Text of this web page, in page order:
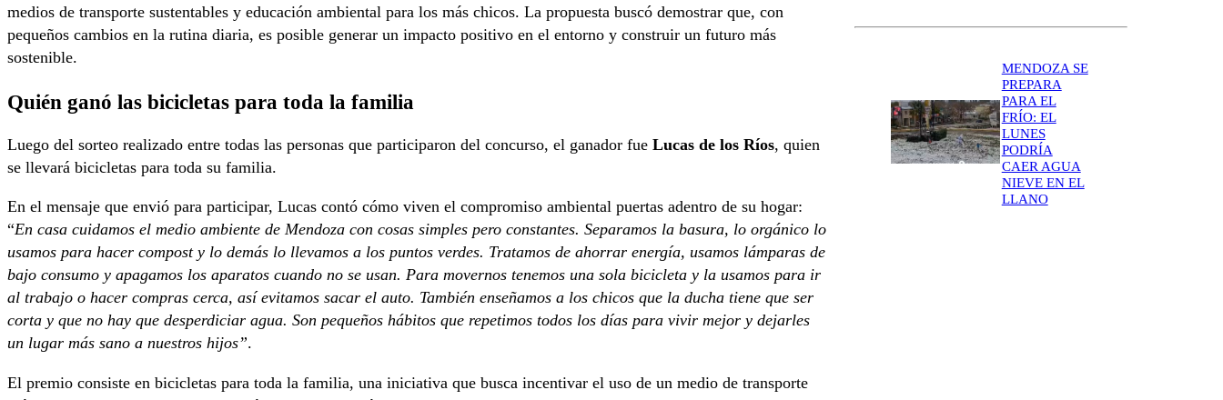
medios de transporte sustentables y educación ambiental para los más chicos. La propuesta buscó demostrar que, con
pequeños cambios en la rutina diaria, es posible generar un impacto positivo en el entorno y construir un futuro más
sostenible.
Quién ganó las bicicletas para toda la familia
Luego del sorteo realizado entre todas las personas que participaron del concurso, el ganador fue Lucas de los Ríos, quien
se llevará bicicletas para toda su familia.
En el mensaje que envió para participar, Lucas contó cómo viven el compromiso ambiental puertas adentro de su hogar:
“En casa cuidamos el medio ambiente de Mendoza con cosas simples pero constantes. Separamos la basura, lo orgánico lo
usamos para hacer compost y lo demás lo llevamos a los puntos verdes. Tratamos de ahorrar energía, usamos lámparas de
bajo consumo y apagamos los aparatos cuando no se usan. Para movernos tenemos una sola bicicleta y la usamos para ir
al trabajo o hacer compras cerca, así evitamos sacar el auto. También enseñamos a los chicos que la ducha tiene que ser
corta y que no hay que desperdiciar agua. Son pequeños hábitos que repetimos todos los días para vivir mejor y dejarles
un lugar más sano a nuestros hijos”.
El premio consiste en bicicletas para toda la familia, una iniciativa que busca incentivar el uso de un medio de transporte
MENDOZA SE
PREPARA
PARA EL
FRÍO: EL
LUNES
PODRÍA
CAER AGUA
NIEVE EN EL
LLANO